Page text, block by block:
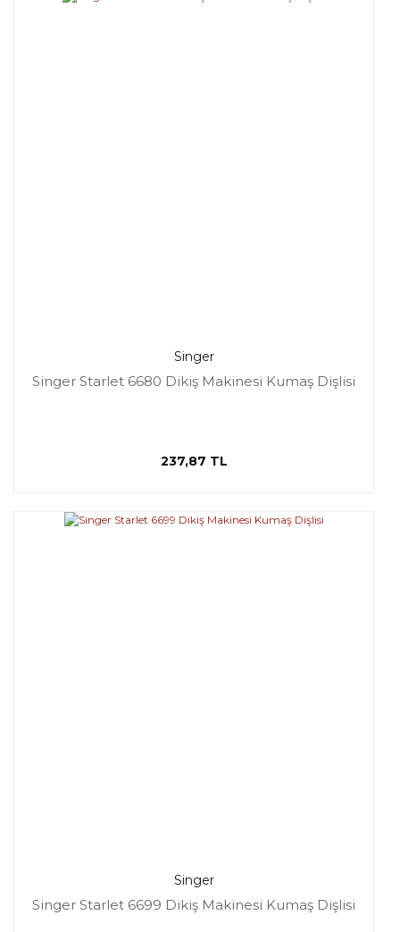
Singer
Singer Starlet 6680 Dikiş Makinesi Kumaş Dişlisi
237,87 TL
Singer
Singer Starlet 6699 Dikiş Makinesi Kumaş Dişlisi